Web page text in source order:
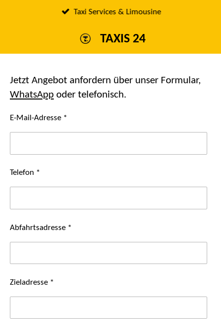
TAXIS 24
Taxi Services & Limousine
Jetzt Angebot anfordern über unser Formular,
WhatsApp oder telefonisch.
E-Mail-Adresse *
Telefon *
Abfahrtsadresse *
Zieladresse *